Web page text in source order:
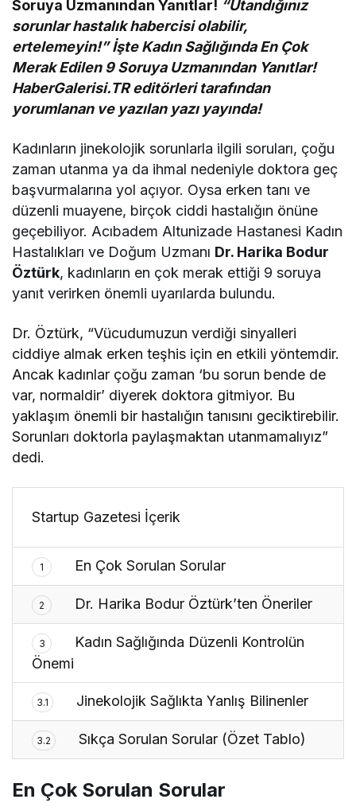
Soruya Uzmanından Yanıtlar! “Utandığınız
sorunlar hastalık habercisi olabilir,
ertelemeyin!” İşte Kadın Sağlığında En Çok
Merak Edilen 9 Soruya Uzmanından Yanıtlar!
HaberGalerisi.TR editörleri tarafından
yorumlanan ve yazılan yazı yayında!
Kadınların jinekolojik sorunlarla ilgili soruları, çoğu
zaman utanma ya da ihmal nedeniyle doktora geç
başvurmalarına yol açıyor. Oysa erken tanı ve
düzenli muayene, birçok ciddi hastalığın önüne
geçebiliyor. Acıbadem Altunizade Hastanesi Kadın
Hastalıkları ve Doğum Uzmanı Dr. Harika Bodur
Öztürk, kadınların en çok merak ettiği 9 soruya
yanıt verirken önemli uyarılarda bulundu.
Dr. Öztürk, “Vücudumuzun verdiği sinyalleri
ciddiye almak erken teşhis için en etkili yöntemdir.
Ancak kadınlar çoğu zaman ‘bu sorun bende de
var, normaldir’ diyerek doktora gitmiyor. Bu
yaklaşım önemli bir hastalığın tanısını geciktirebilir.
Sorunları doktorla paylaşmaktan utanmamalıyız”
dedi.
Startup Gazetesi İçerik
1 En Çok Sorulan Sorular
2 Dr. Harika Bodur Öztürk’ten Öneriler
3
Kadın Sağlığında Düzenli Kontrolün
Önemi
3.1 Jinekolojik Sağlıkta Yanlış Bilinenler
3.2 Sıkça Sorulan Sorular (Özet Tablo)
En Çok Sorulan Sorular